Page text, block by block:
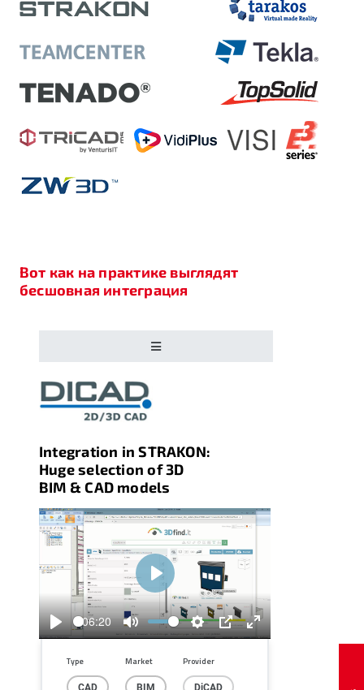
Вот как на практике выглядят
бесшовная интеграция
Integration in STRAKON:
Huge selection of 3D
BIM & CAD models
Play
06:20
Mute
Settings
PIP
Enter
Play
Type
CAD
Market
BIM
Provider
DiCAD